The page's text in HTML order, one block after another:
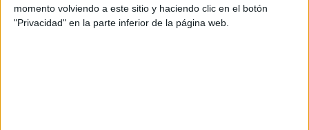
momento volviendo a este sitio y haciendo clic en el botón
"Privacidad" en la parte inferior de la página web.